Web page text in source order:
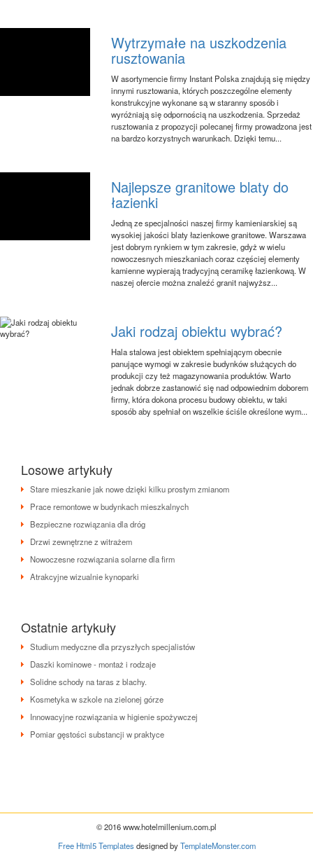
Wytrzymałe na uszkodzenia
rusztowania
W asortymencie firmy Instant Polska znajdują się między
innymi rusztowania, których poszczególne elementy
konstrukcyjne wykonane są w staranny sposób i
wyróżniają się odpornością na uszkodzenia. Sprzedaż
rusztowania z propozycji polecanej firmy prowadzona jest
na bardzo korzystnych warunkach. Dzięki temu...
Najlepsze granitowe blaty do
łazienki
Jedną ze specjalności naszej firmy kamieniarskiej są
wysokiej jakości blaty łazienkowe granitowe. Warszawa
jest dobrym rynkiem w tym zakresie, gdyż w wielu
nowoczesnych mieszkaniach coraz częściej elementy
kamienne wypierają tradycyjną ceramikę łazienkową. W
naszej ofercie można znaleźć granit najwyższ...
Jaki rodzaj obiektu wybrać?
Hala stalowa jest obiektem spełniającym obecnie
panujące wymogi w zakresie budynków służących do
produkcji czy też magazynowania produktów. Warto
jednak dobrze zastanowić się nad odpowiednim doborem
firmy, która dokona procesu budowy obiektu, w taki
sposób aby spełniał on wszelkie ściśle określone wym...
Losowe artykuły
Stare mieszkanie jak nowe dzięki kilku prostym zmianom
Prace remontowe w budynkach mieszkalnych
Bezpieczne rozwiązania dla dróg
Drzwi zewnętrzne z witrażem
Nowoczesne rozwiązania solarne dla firm
Atrakcyjne wizualnie kynoparki
Ostatnie artykuły
Studium medyczne dla przyszłych specjalistów
Daszki kominowe - montaż i rodzaje
Solidne schody na taras z blachy.
Kosmetyka w szkole na zielonej górze
Innowacyjne rozwiązania w higienie spożywczej
Pomiar gęstości substancji w praktyce
© 2016 www.hotelmillenium.com.pl
Free Html5 Templatesdesigned byTemplateMonster.com